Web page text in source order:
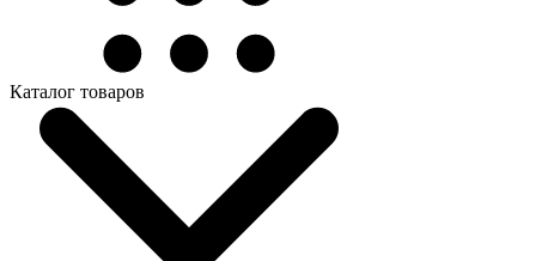
Каталог товаров